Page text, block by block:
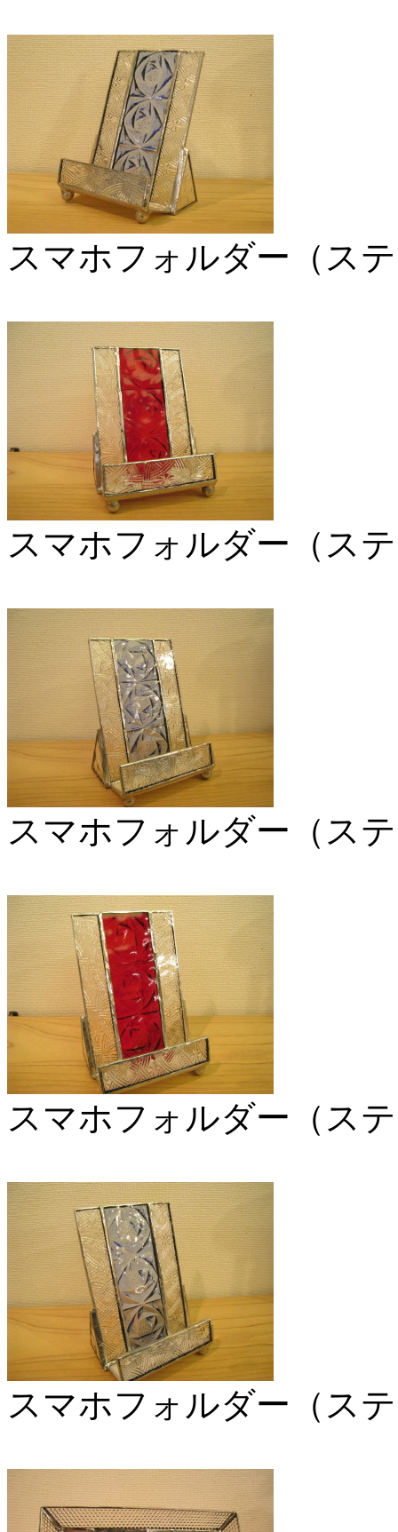
スマホフォルダー（ス
スマホフォルダー（ス
スマホフォルダー（ス
スマホフォルダー（ス
スマホフォルダー（ス